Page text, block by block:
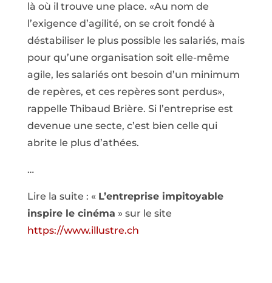
là où il trouve une place. «Au nom de
l’exigence d’agilité, on se croit fondé à
déstabiliser le plus possible les salariés, mais
pour qu’une organisation soit elle-même
agile, les salariés ont besoin d’un minimum
de repères, et ces repères sont perdus»,
rappelle Thibaud Brière. Si l’entreprise est
devenue une secte, c’est bien celle qui
abrite le plus d’athées.
…
Lire la suite : « L’entreprise impitoyable
inspire le cinéma » sur le site
https://www.illustre.ch